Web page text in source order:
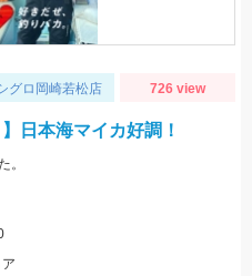
グロ岡崎若松店 726 view
日本海マイカ好調！
。